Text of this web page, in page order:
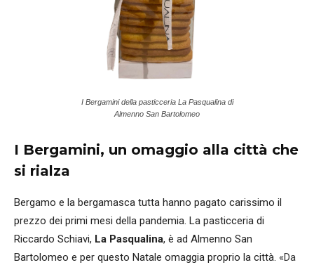
I Bergamini della pasticceria La Pasqualina di
Almenno San Bartolomeo
I Bergamini, un omaggio alla città che
si rialza
Bergamo e la bergamasca tutta hanno pagato carissimo il
prezzo dei primi mesi della pandemia. La pasticceria di
Riccardo Schiavi, La Pasqualina, è ad Almenno San
Bartolomeo e per questo Natale omaggia proprio la città. «Da